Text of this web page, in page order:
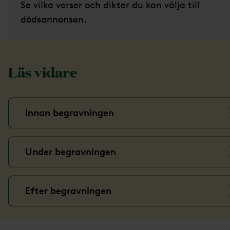
Se vilka verser och dikter du kan välja till
dödsannonsen.
Läs vidare
Innan begravningen
Under begravningen
Efter begravningen